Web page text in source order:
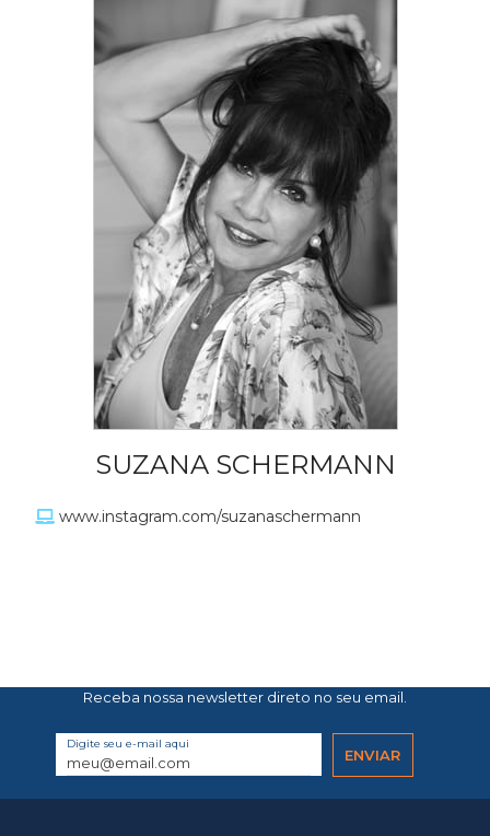
SUZANA SCHERMANN
www.instagram.com/suzanaschermann
Receba nossa newsletter direto no seu email.
Digite seu e-mail aqui